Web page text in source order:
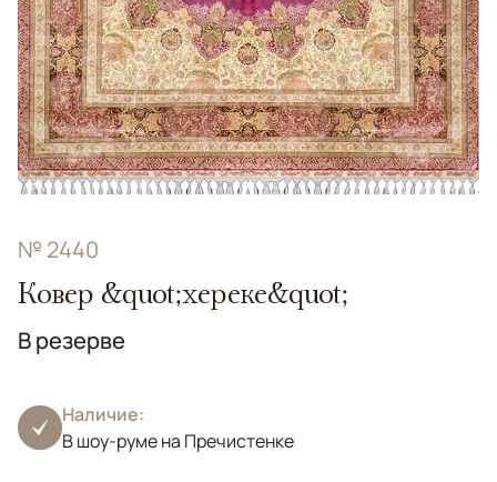
№ 2440
Ковер &quot;хереке&quot;
В резерве
Наличие:
В шоу-руме на Пречистенке